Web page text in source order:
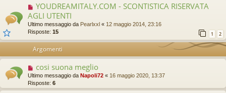
YOUDREAMITALY.COM - SCONTISTICA RISERVATA
AGLI UTENTI
Ultimo messaggio da Pearlxxl « 12 maggio 2014, 23:16
Risposte: 15 1 2
Argomenti
cosi suona meglio
Ultimo messaggio da Napoli72 « 16 maggio 2020, 13:37
Risposte: 6